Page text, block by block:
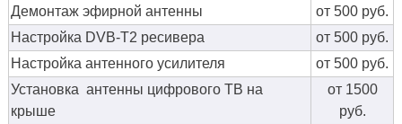
Демонтаж эфирной антенны
от 500 руб.
Настройка DVB-T2 ресивера
от 500 руб.
Настройка антенного усилителя
от 500 руб.
Установка антенны цифрового ТВ на
крыше
от 1500
руб.